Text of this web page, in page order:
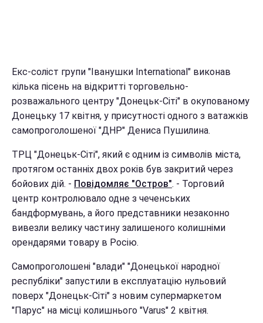
Екс-соліст групи "Іванушки International" виконав
кілька пісень на відкритті торговельно-
розважального центру "Донецьк-Сіті" в окупованому
Донецьку 17 квітня, у присутності одного з ватажків
самопроголошеної "ДНР" Дениса Пушилина.
ТРЦ "Донецьк-Сіті", який є одним із символів міста,
протягом останніх двох років був закритий через
бойових дій. - Повідомляє "Остров". - Торговий
центр контролювало одне з чеченських
бандформувань, а його представники незаконно
вивезли велику частину залишеного колишніми
орендарями товару в Росію.
Самопроголошені "влади" "Донецької народної
республіки" запустили в експлуатацію нульовий
поверх "Донецьк-Сіті" з новим супермаркетом
"Парус" на місці колишнього "Varus" 2 квітня.